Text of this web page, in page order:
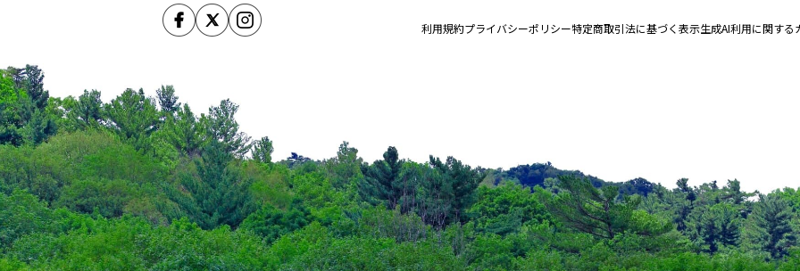
利用規約プライバシーポリシー特定商取引法に基づく表示生成AI利用に関する